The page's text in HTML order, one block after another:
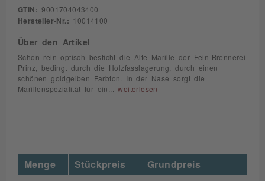
GTIN: 9001704043400
Hersteller-Nr.: 10014100
Über den Artikel
Schon rein optisch besticht die Alte Marille der Fein-Brennerei
Prinz, bedingt durch die Holzfasslagerung, durch einen
schönen goldgelben Farbton. In der Nase sorgt die
Marillenspezialität für ein...weiterlesen
Menge Stückpreis Grundpreis